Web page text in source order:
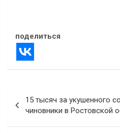
поделиться
по
записям
15 тысяч за укушенного
чиновники в Ростовской